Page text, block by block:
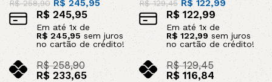
R$258,90 R$ 245,95
R$245,95
Em até 1x de
R$245,95sem juros
no cartão de crédito!
R$258,90
R$233,65
R$129,45 R$ 122,99
R$122,99
Em até 1x de
R$ 122,99 sem juros
no cartão de crédito!
R$129,45
R$ 116,84